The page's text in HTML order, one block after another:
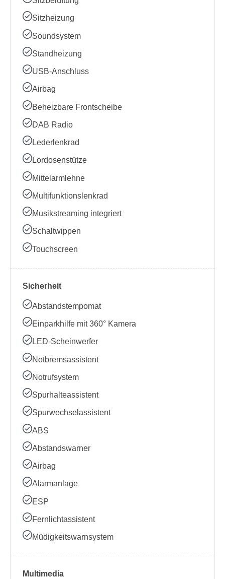
Sitzheizung
Soundsystem
Standheizung
USB-Anschluss
Airbag
Beheizbare Frontscheibe
DAB Radio
Lederlenkrad
Lordosenstütze
Mittelarmlehne
Multifunktionslenkrad
Musikstreaming integriert
Schaltwippen
Touchscreen
Sicherheit
Abstandstempomat
Einparkhilfe mit 360° Kamera
LED-Scheinwerfer
Notbremsassistent
Notrufsystem
Spurhalteassistent
Spurwechselassistent
ABS
Abstandswarner
Airbag
Alarmanlage
ESP
Fernlichtassistent
Müdigkeitswarnsystem
Multimedia